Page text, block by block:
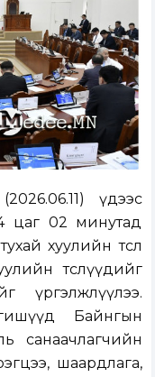
үдээс
цаг 02 минутад
хуулийн төсөл
төслүүдийг
үргэлжлүүлээ.
Байнгын
санаачлагчийн
шаардлага,